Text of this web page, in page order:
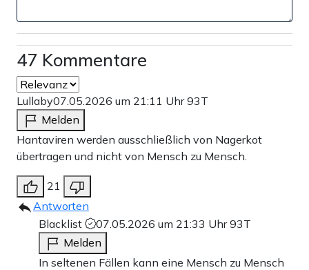
47 Kommentare
Lullaby07.05.2026 um 21:11 Uhr93T
Melden
Hantaviren werden ausschließlich von Nagerkot
übertragen und nicht von Mensch zu Mensch.
21
Antworten
Blacklist
07.05.2026 um 21:33 Uhr93T
Melden
In seltenen Fällen kann eine Mensch zu Mensch